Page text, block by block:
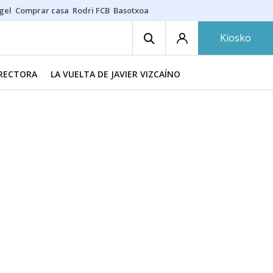
Comprar casa Rodri FCB Basotxoa
Kiosko
LA VUELTA DE JAVIER VIZCAÍNO